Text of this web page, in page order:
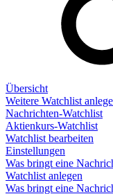
Übersicht
Weitere Watchlist
Nachrichten-Watchlist
Aktienkurs-Watchlist
Watchlist bearbeiten
Einstellungen
Was bringt eine
Watchlist anlegen
Was bringt eine